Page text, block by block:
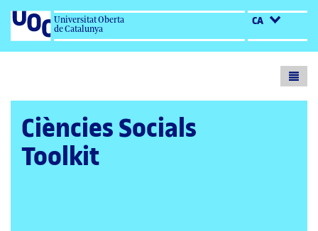
Universitat Oberta
de Catalunya
CA
Ciències Socials
Toolkit